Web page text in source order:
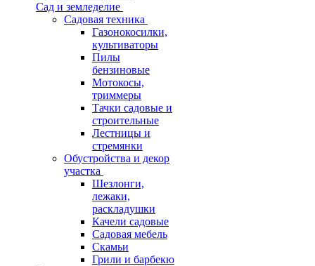
Сад и земледелие
Садовая техника
Газонокосилки,
культиваторы
Пилы
бензиновые
Мотокосы,
триммеры
Тачки садовые и
строительные
Лестницы и
стремянки
Обустройства и декор
участка
Шезлонги,
лежаки,
раскладушки
Качели садовые
Садовая мебель
Скамьи
Грили и барбекю